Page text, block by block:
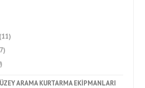
(11)
ARAMA KURTARMA EKİPMANLARI